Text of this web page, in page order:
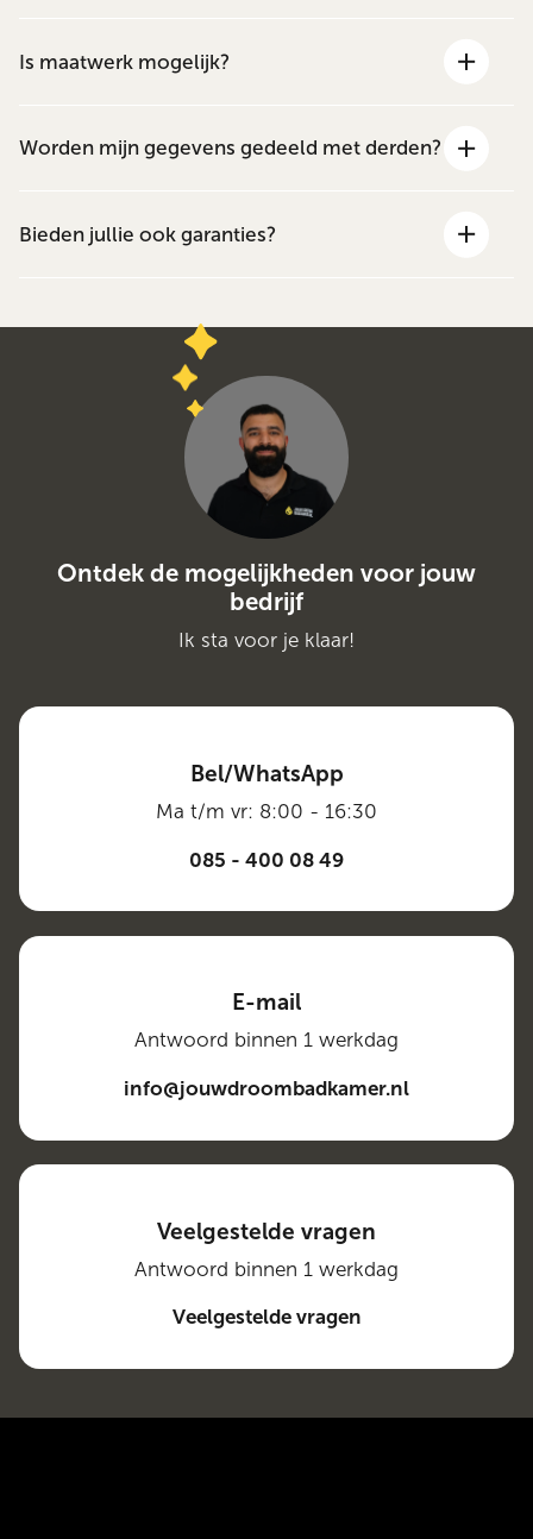
Is maatwerk mogelijk?
Worden mijn gegevens gedeeld met derden?
Bieden jullie ook garanties?
Ontdek de mogelijkheden voor jouw
bedrijf
Ik sta voor je klaar!
Bel/WhatsApp
Ma t/m vr: 8:00 - 16:30
085 - 400 08 49
E-mail
Antwoord binnen 1 werkdag
info@jouwdroombadkamer.nl
Veelgestelde vragen
Antwoord binnen 1 werkdag
Veelgestelde vragen